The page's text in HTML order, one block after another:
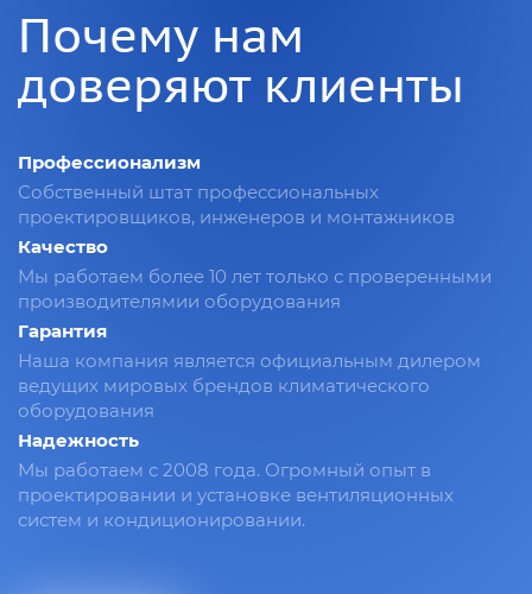
Почему нам
доверяют клиенты
Профессионализм
Собственный штат профессиональных
проектировщиков, инженеров и монтажников
Качество
Мы работаем более 10 лет только с проверенными
производителямии оборудования
Гарантия
Наша компания является официальным дилером
ведущих мировых брендов климатического
оборудования
Надежность
Мы работаем с 2008 года. Огромный опыт в
проектировании и установке вентиляционных
систем и кондиционировании.